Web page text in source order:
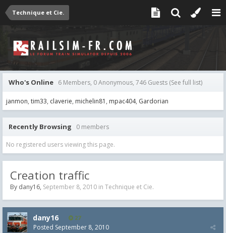
Technique et Cie.
Who's Online 6 Members, 0 Anonymous, 746 Guests (See full list)
janmon tim33 claverie michelin81 mpac404 Gardorian
Recently Browsing 0 members
No registered users viewing this page.
Creation traffic
By dany16, September 8, 2010 in Technique et Cie.
dany16 27
Posted September 8, 2010